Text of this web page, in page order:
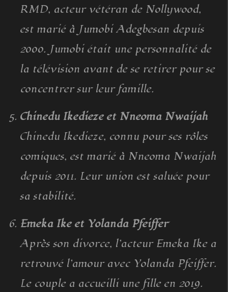
RMD, acteur vétéran de Nollywood,
est marié à Jumobi Adegbesan depuis
2000. Jumobi était une personnalité de
la télévision avant de se retirer pour se
concentrer sur leur famille.
Chinedu Ikedieze et Nneoma Nwaijah
Chinedu Ikedieze, connu pour ses rôles
comiques, est marié à Nneoma Nwaijah
depuis 2011. Leur union est saluée pour
sa stabilité.
Emeka Ike et Yolanda Pfeiffer
Après son divorce, l’acteur Emeka Ike a
retrouvé l’amour avec Yolanda Pfeiffer.
Le couple a accueilli une fille en 2019.